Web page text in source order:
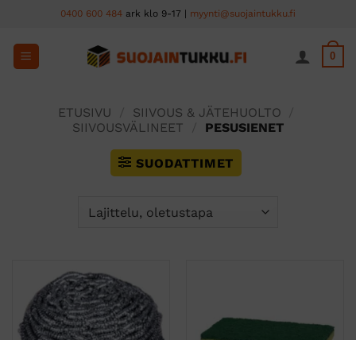
content
0400 600 484 ark klo 9-17 | myynti@suojaintukku.fi
0
ETUSIVU SIIVOUS & JÄTEHUOLTO
SIIVOUSVÄLINEET
PESUSIENET
SUODATTIMET